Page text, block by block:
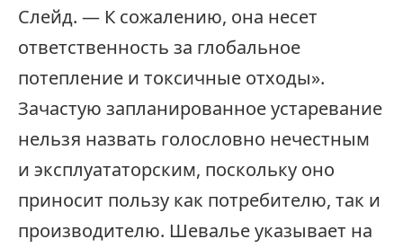
Слейд. — К сожалению, она несет
ответственность за глобальное
потепление и токсичные отходы».
Зачастую запланированное устаревание
нельзя назвать голословно нечестным
и эксплуататорским, поскольку оно
приносит пользу как потребителю, так и
производителю. Шевалье указывает на